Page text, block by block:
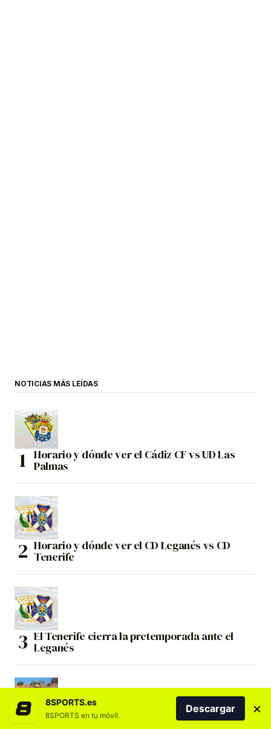
NOTICIAS MÁS LEÍDAS
Horario y dónde ver el Cádiz CF vs UD Las
Palmas
Horario y dónde ver el CD Leganés vs CD
Tenerife
El Tenerife cierra la pretemporada ante el
Leganés
8SPORTS.es
8SPORTS en tu móvil.
Descargar ×